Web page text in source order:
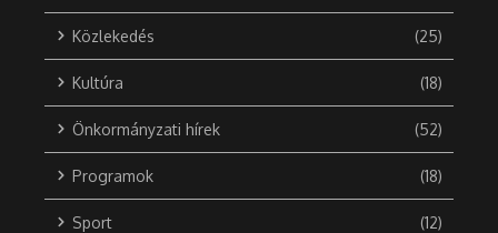
Közlekedés (25)
Kultúra (18)
Önkormányzati hírek (52)
Programok (18)
Sport (12)